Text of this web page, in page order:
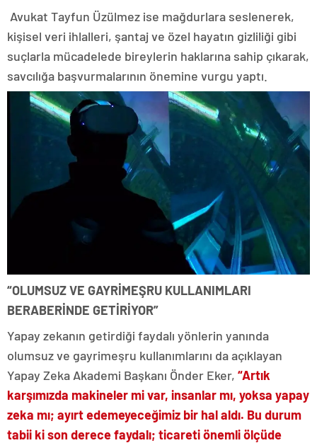
Avukat Tayfun Üzülmez ise mağdurlara seslenerek,
kişisel veri ihlalleri, şantaj ve özel hayatın gizliliği gibi
suçlarla mücadelede bireylerin haklarına sahip çıkarak,
savcılığa başvurmalarının önemine vurgu yaptı.
“OLUMSUZ VE GAYRİMEŞRU KULLANIMLARI
BERABERİNDE GETİRİYOR”
Yapay zekanın getirdiği faydalı yönlerin yanında
olumsuz ve gayrimeşru kullanımlarını da açıklayan
Yapay Zeka Akademi Başkanı Önder Eker, “Artık
karşımızda makineler mi var, insanlar mı, yoksa yapay
zeka mı; ayırt edemeyeceğimiz bir hal aldı. Bu durum
tabii ki son derece faydalı; ticareti önemli ölçüde